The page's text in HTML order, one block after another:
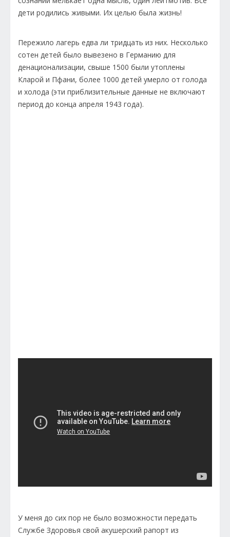
дети родились живыми. Их целью была жизнь!
Пережило лагерь едва ли тридцать из них. Несколько
сотен детей было вывезено в Германию для
денационализации, свыше 1500 были утоплены
Кларой и Пфани, более 1000 детей умерло от голода
и холода (эти приблизительные данные не включают
период до конца апреля 1943 года).
У меня до сих пор не было возможности передать
Службе Здоровья свой акушерский рапорт из